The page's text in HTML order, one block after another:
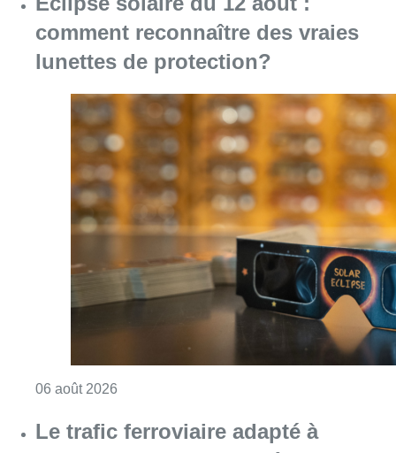
06 août 2026Consulter l'article "Éclipse solaire du 12
Le trafic ferroviaire adapté à
Bruxelles du 8 au 29 août pour des
travaux à Bockstael